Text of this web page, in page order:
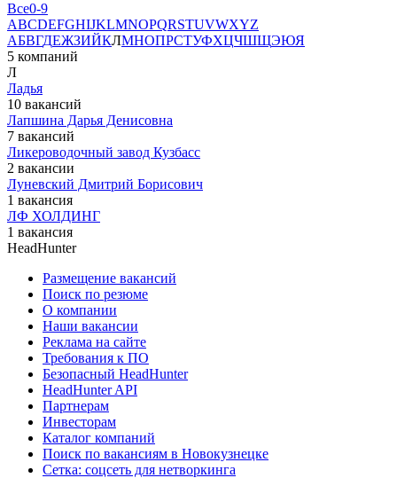
Все0-9
ABCDEFGHIJKLMNOPQRSTUVWXYZ
АБВГДЕЖЗИЙКЛМНОПРСТУФХЦЧШЩЭЮЯ
5 компаний
Л
Ладья
10 вакансий
Лапшина Дарья Денисовна
7 вакансий
Ликероводочный завод Кузбасс
2 вакансии
Луневский Дмитрий Борисович
1 вакансия
ЛФ ХОЛДИНГ
1 вакансия
HeadHunter
Размещение вакансий
Поиск по резюме
О компании
Наши вакансии
Реклама на сайте
Требования к ПО
Безопасный HeadHunter
HeadHunter API
Партнерам
Инвесторам
Каталог компаний
Поиск по вакансиям в Новокузнецке
Сетка: соцсеть для нетворкинга